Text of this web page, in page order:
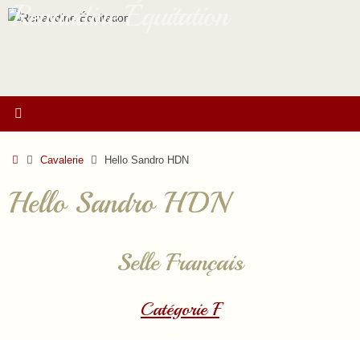
PasserRenaudine Équitation
AccueilCavalerie Hello Sandro HDN
Hello Sandro HDN
Selle Français
Catégorie F